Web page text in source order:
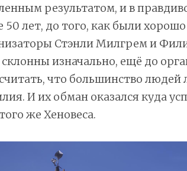
результатом, и в
50 лет, до того, как были
Стэнли Милгрем и
изначально, ещё до
что большинство людей
И их обман оказался куда
же Хеновеса.